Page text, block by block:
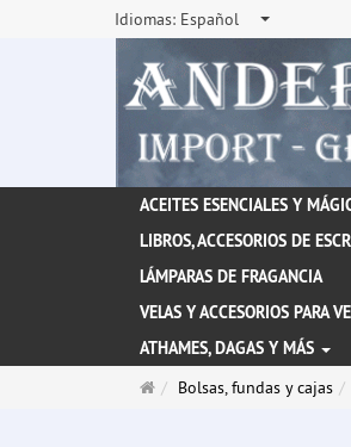
Idiomas: Español
ACEITES ESENCIALES Y
LIBROS, ACCESORIOS DE
LÁMPARAS DE FRAGANCIA
VELAS Y ACCESORIOS PARA
ATHAMES, DAGAS Y MÁS
PáginaBolsas, fundas y cajas